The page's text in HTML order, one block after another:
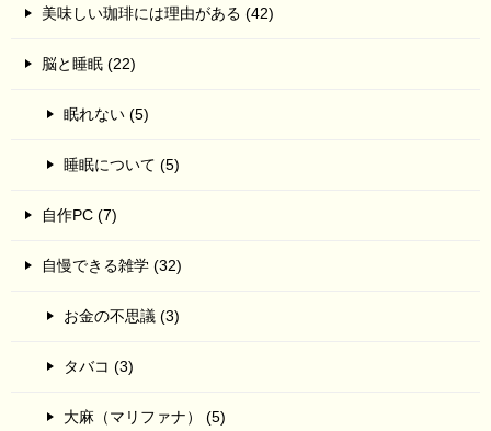
美味しい珈琲には理由がある (42)
脳と睡眠 (22)
眠れない (5)
睡眠について (5)
自作PC (7)
自慢できる雑学 (32)
お金の不思議 (3)
タバコ (3)
大麻（マリファナ） (5)